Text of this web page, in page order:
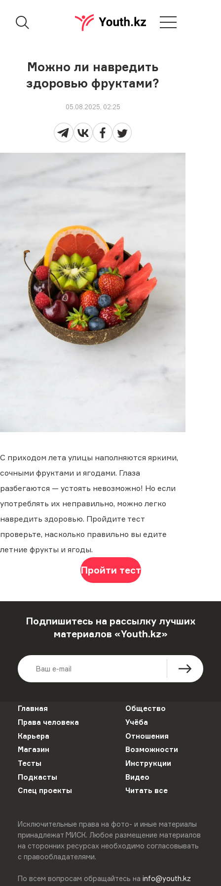
Можно ли навредить
здоровью фруктами?
05.08.2025, 02:25
С приходом лета улицы наполняются яркими,
сочными фруктами и ягодами. Глаза
разбегаются — устоять невозможно! Но если
употреблять их неправильно, можно легко
навредить здоровью. Пройдите тест
проверьте, насколько правильно вы едите
летние фрукты и ягоды.
Пройти тест
Подпишитесь на рассылку лучших
материалов «Youth.kz»
Главная
Общество
Права человека
Учёба
Карьера
Отношения
Магазин
Возможности
Тесты
Инструкции
Подкасты
Видео
Спец проекты
Читать все
Исключительные права на фото- и иные материалы
принадлежат МИСК. Любое размещение материалов
на сторонних ресурсах необходимо согласовывать
с правообладателями.
По всем вопросам обращайтесь на info@youth.kz